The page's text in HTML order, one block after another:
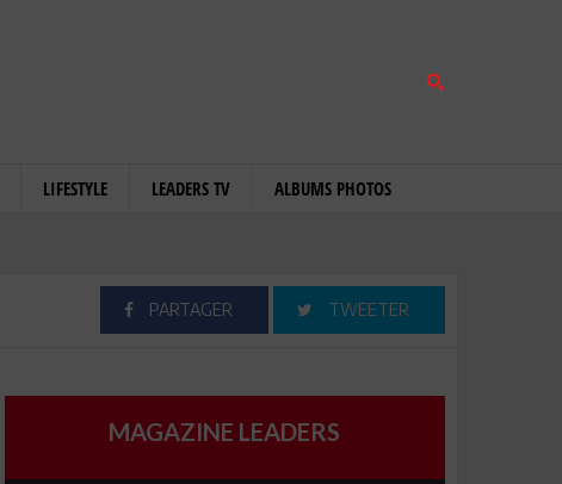
LIFESTYLE LEADERS TV ALBUMS PHOTOS
PARTAGER TWEETER
MAGAZINE LEADERS